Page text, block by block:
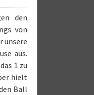
den
von
unsere
aus.
1 zu
hielt
Ball